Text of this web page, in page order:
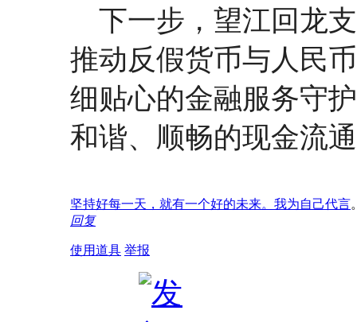
下一步，望江回龙
推动反假货币与人民
细贴心的金融服务守
和谐、顺畅的现金流
坚持好每一天，就有一个好的未来。我为自己代言
回复
使用道具 举报